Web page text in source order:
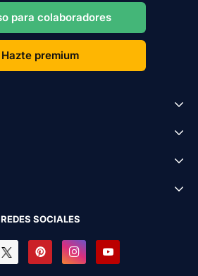
para colaboradores
Hazte premium
REDES SOCIALES